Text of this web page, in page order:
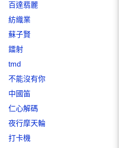
百達翡麗
紡織業
蘇子賢
鐳射
tmd
不能沒有你
中國笛
仁心解碼
夜行摩天輪
打卡機